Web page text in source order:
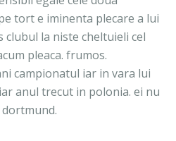
tort e iminenta plecare a lui
clubul la niste cheltuieli cel
pleaca. frumos.
campionatul iar in vara lui
anul trecut in polonia. ei nu
dortmund.